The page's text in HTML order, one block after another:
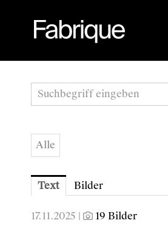
Alle
Text Bilder
17.11.2025 | 19 Bilder